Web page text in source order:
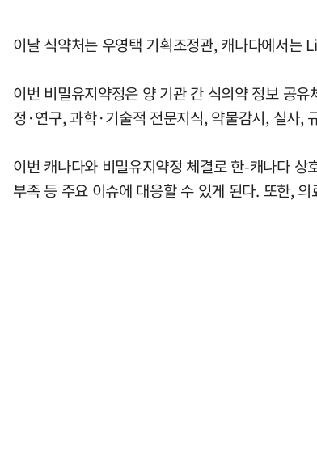
이날 식약처는 우영택 기획조정관, 캐나다에서
이번 비밀유지약정은 양 기관 간 식의약 정보 공
정·연구, 과학·기술적 전문지식, 약물감시, 실사,
이번 캐나다와 비밀유지약정 체결로 한-캐나다
부족 등 주요 이슈에 대응할 수 있게 된다. 또한,